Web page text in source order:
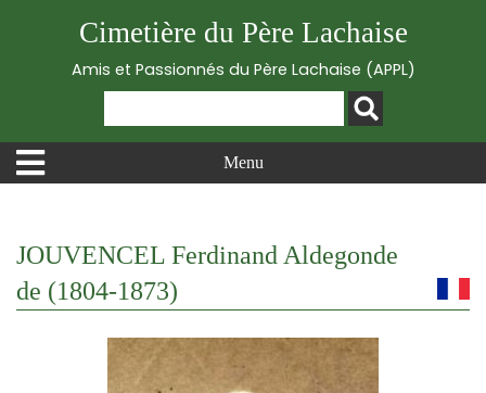
Cimetière du Père Lachaise
Amis et Passionnés du Père Lachaise (APPL)
Menu
JOUVENCEL Ferdinand Aldegonde
de (1804-1873)